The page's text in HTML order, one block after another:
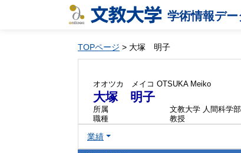
学術情報デー
TOPページ > 大塚 明子
オオツカ メイコ OTSUKA Meiko
大塚 明子
所属
文教大学 人間科学
職種
教授
業績